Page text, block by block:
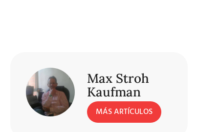
Max Stroh
Kaufman
MÁS ARTÍCULOS